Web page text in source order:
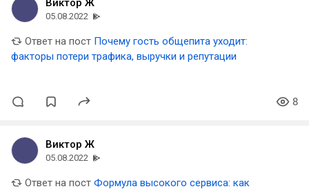
Виктор Ж
05.08.2022
Ответ на пост Почему гость общепита уходит:
факторы потери трафика, выручки и репутации
8
Виктор Ж
05.08.2022
Ответ на пост Формула высокого сервиса: как